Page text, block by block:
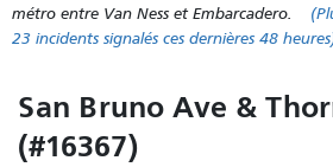
métro entre Van Ness et Embarcadero.
23 incidents signalés ces dernières 48
San Bruno Ave &
(#16367)